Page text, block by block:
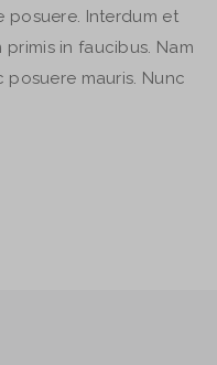
posuere. Interdum et
in faucibus. Nam
mauris. Nunc